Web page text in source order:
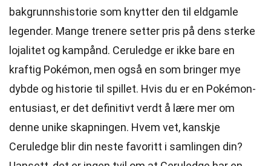
bakgrunnshistorie som knytter den til eldgamle
legender. Mange trenere setter pris på dens sterke
lojalitet og kampånd. Ceruledge er ikke bare en
kraftig Pokémon, men også en som bringer mye
dybde og historie til spillet. Hvis du er en Pokémon-
entusiast, er det definitivt verdt å lære mer om
denne unike skapningen. Hvem vet, kanskje
Ceruledge blir din neste favoritt i samlingen din?